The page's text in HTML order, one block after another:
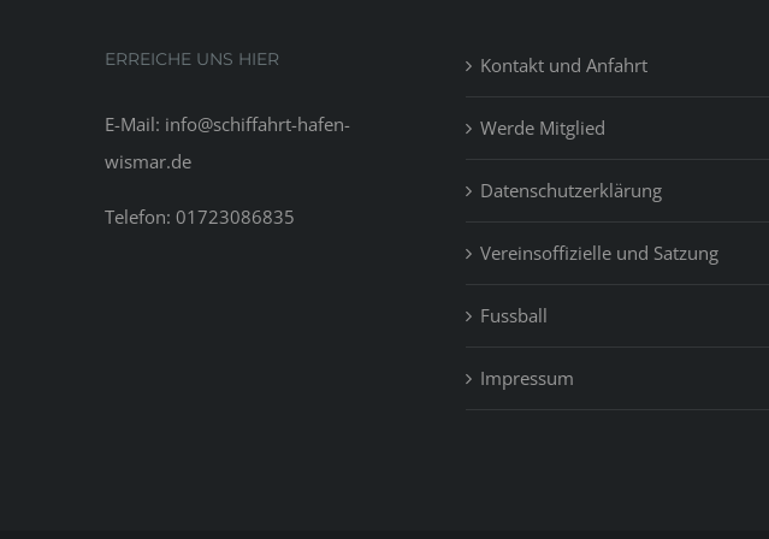
ERREICHE UNS HIER
E-Mail: info@schiffahrt-hafen-
wismar.de
Telefon: 01723086835
Kontakt und Anfahrt
Werde Mitglied
Datenschutzerklärung
Vereinsoffizielle und Satzung
Fussball
Impressum